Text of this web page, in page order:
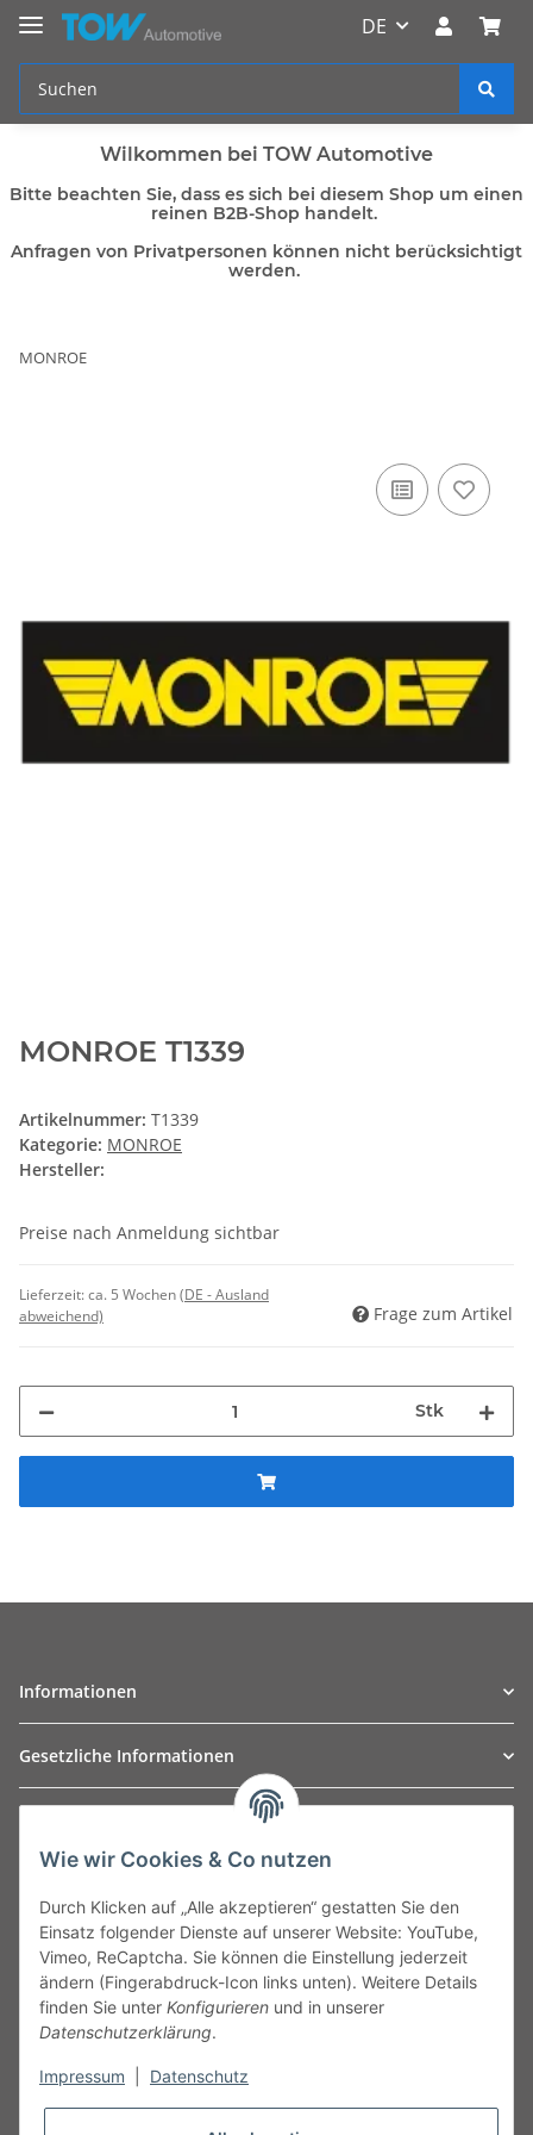
DE
Wilkommen bei TOW Automotive
Bitte beachten Sie, dass es sich bei diesem Shop um einen
reinen B2B-Shop handelt.
Anfragen von Privatpersonen können nicht berücksichtigt
werden.
MONROE
MONROE T1339
Artikelnummer: T1339
Kategorie: MONROE
Hersteller:
Preise nach Anmeldung sichtbar
Lieferzeit:ca. 5 Wochen(DE - Ausland
abweichend)
Frage zum Artikel
Stk
Informationen
Gesetzliche Informationen
Leibnizstraße 2a
Germany
Phone:+49 40 5287270
Fax:+49 40 5281050
Email:sales@tow-automotive.de
Wie wir Cookies & Co nutzen
Durch Klicken auf „Alle akzeptieren“ gestatten Sie den
Einsatz folgender Dienste auf unserer Website: YouTube,
Vimeo, ReCaptcha. Sie können die Einstellung jederzeit
ändern (Fingerabdruck-Icon links unten). Weitere Details
finden Sie unter Konfigurieren und in unserer
Datenschutzerklärung.
Impressum Datenschutz